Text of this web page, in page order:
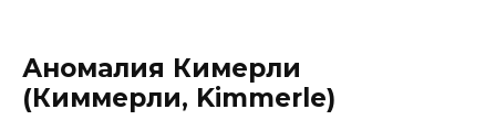
Аномалия Кимерли
(Киммерли, Kimmerle)